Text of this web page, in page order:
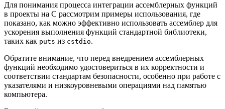
Для понимания процесса интеграции ассемблерных функций
в проекты на C рассмотрим примеры использования, где
показано, как можно эффективно использовать ассемблер для
ускорения выполнения функций стандартной библиотеки,
таких как puts из cstdio.
Обратите внимание, что перед внедрением ассемблерных
функций необходимо удостовериться в их корректности и
соответствии стандартам безопасности, особенно при работе с
указателями и низкоуровневыми операциями над памятью
компьютера.